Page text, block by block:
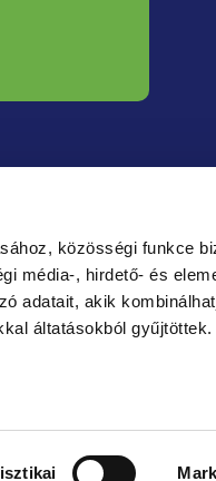
közösségi funkce
média-, hirdető- és
adatait, akik
áltatásokból gyűjtöttek.